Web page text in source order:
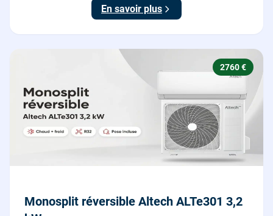
En savoir plus
2760 €
Monosplit réversible Altech ALTe301 3,2